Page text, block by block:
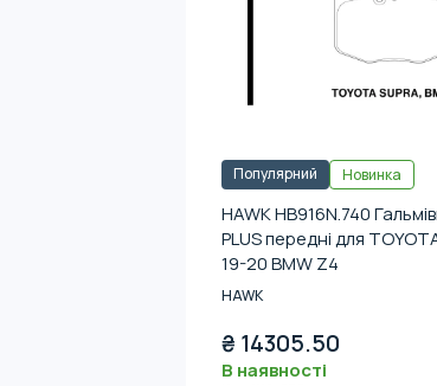
Популярний Новинка
HAWK HB916N.740
PLUS передні для
19-20 BMW Z4
HAWK
₴ 14305.50
В наявності